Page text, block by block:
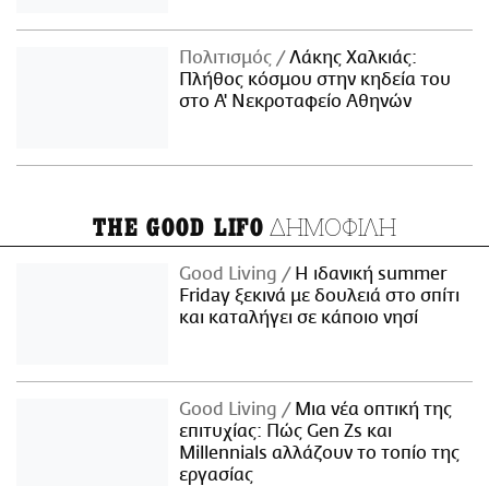
Πολιτισμός
Λάκης Χαλκιάς:
Πλήθος κόσμου στην κηδεία του
στο Α' Νεκροταφείο Αθηνών
THE GOOD LIFO ΔΗΜΟΦΙΛΗ
Good Living
Η ιδανική summer
Friday ξεκινά με δουλειά στο σπίτι
και καταλήγει σε κάποιο νησί
Good Living
Μια νέα οπτική της
επιτυχίας: Πώς Gen Zs και
Millennials αλλάζουν το τοπίο της
εργασίας